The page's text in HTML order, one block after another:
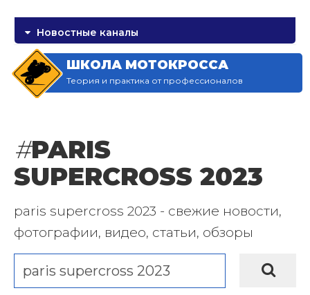
Новостные каналы
ШКОЛА МОТОКРОССА
Теория и практика от профессионалов
#PARIS
SUPERCROSS 2023
paris supercross 2023 - свежие новости,
фотографии, видео, статьи, обзоры